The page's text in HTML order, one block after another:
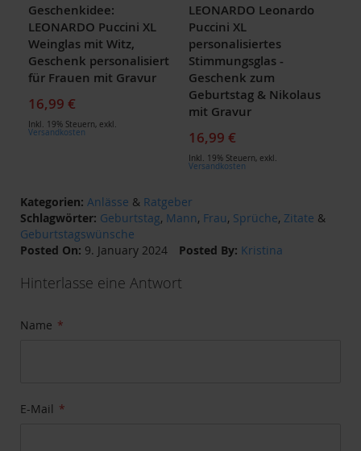
Geschenkidee:
LEONARDO Puccini XL
Weinglas mit Witz,
Geschenk personalisiert
für Frauen mit Gravur
16,99 €
Inkl. 19% Steuern, exkl.
Versandkosten
LEONARDO Leonardo
Puccini XL
personalisiertes
Stimmungsglas -
Geschenk zum
Geburtstag & Nikolaus
mit Gravur
16,99 €
Inkl. 19% Steuern, exkl.
Versandkosten
Kategorien: Anlässe & Ratgeber
Schlagwörter: Geburtstag, Mann, Frau, Sprüche, Zitate &
Geburtstagswünsche
Posted On: 9. January 2024 Posted By: Kristina
Hinterlasse eine Antwort
Name
E-Mail